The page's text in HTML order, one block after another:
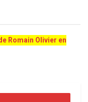
Romain Olivier en